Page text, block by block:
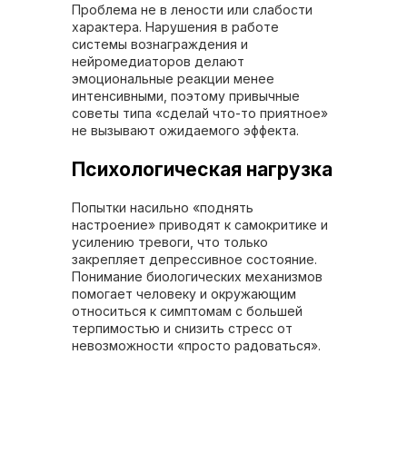
Проблема не в лености или слабости
характера. Нарушения в работе
системы вознаграждения и
нейромедиаторов делают
эмоциональные реакции менее
интенсивными, поэтому привычные
советы типа «сделай что-то приятное»
не вызывают ожидаемого эффекта.
Психологическая нагрузка
Попытки насильно «поднять
настроение» приводят к самокритике и
усилению тревоги, что только
закрепляет депрессивное состояние.
Понимание биологических механизмов
помогает человеку и окружающим
относиться к симптомам с большей
терпимостью и снизить стресс от
невозможности «просто радоваться».